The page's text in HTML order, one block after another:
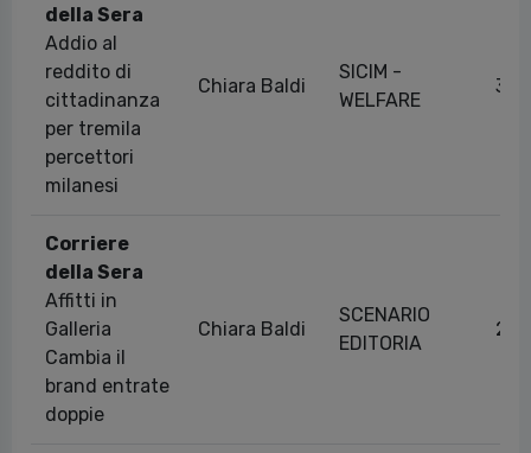
della Sera
Addio al
reddito di
cittadinanza
per tremila
percettori
milanesi
Chiara Baldi
SICIM -
WELFARE
30/
Corriere
della Sera
Affitti in
Galleria
Cambia il
brand entrate
doppie
Chiara Baldi
SCENARIO
EDITORIA
24/